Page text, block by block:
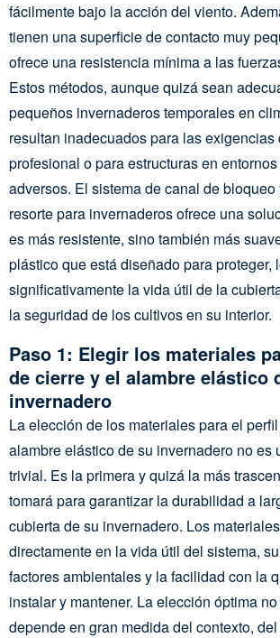
fácilmente bajo la acción del viento.
tienen una superficie de contacto muy
ofrece una resistencia mínima a las
Estos métodos, aunque quizá sean
pequeños invernaderos temporales en
resultan inadecuados para las
profesional o para estructuras en
adversos. El sistema de canal de bloqueo
resorte para invernaderos ofrece una
es más resistente, sino también más
plástico que está diseñado para proteger,
significativamente la vida útil de la
la seguridad de los cultivos en su interior.
Paso 1: Elegir los materiales
de cierre y el alambre elástico
invernadero
La elección de los materiales para el
alambre elástico de su invernadero no es
trivial. Es la primera y quizá la más
tomará para garantizar la durabilidad a
cubierta de su invernadero. Los
directamente en la vida útil del sistema,
factores ambientales y la facilidad con la
instalar y mantener. La elección óptima
depende en gran medida del contexto,